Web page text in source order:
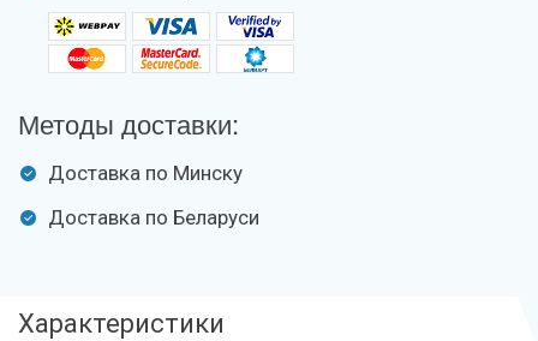
Методы доставки:
Доставка по Минску
Доставка по Беларуси
Характеристики